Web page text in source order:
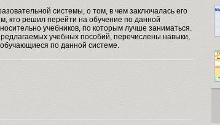
системы, о том, в чем заключалась его
кто решил перейти на обучение по данной
учебников, по которым лучше заниматься.
учебных пособий, перечислены навыки,
по данной системе.